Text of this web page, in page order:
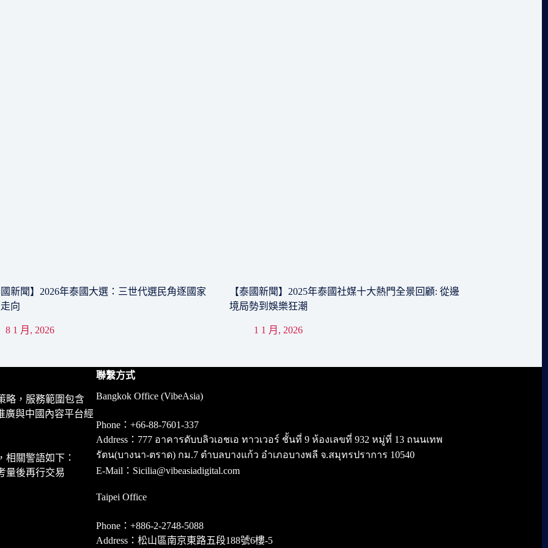
新聞】2026年泰國大選：三世代選民角逐國家
向
8 1 月, 2026
【泰國新聞】2025年泰國社媒十大熱門全景回顧: 從邊
境局勢到娛樂狂潮
1 1 月, 2026
略，服務範圍包含
廣與中國內容平台經
相關警語如下：
量後再行交易
聯繫方式
Bangkok Office (VibeAsia)
Phone：+66-88-7601-337
Address：777 อาคารดับบลิวเอชเอ ทาวเวอร์ ชั้นที่ 9 ห้องเลขที่ 932 หมู่ที่ 13 ถนนเทพ
รัตน(บางนา-ตราด) กม.7 ตำบลบางแก้ว อำเภอบางพลี จ.สมุทรปราการ 10540
E-Mail：Sicilia@vibeasiadigital.com
Taipei Office
Phone：+886-2-2748-5088
Address：松山區南京東路五段188號6樓-5